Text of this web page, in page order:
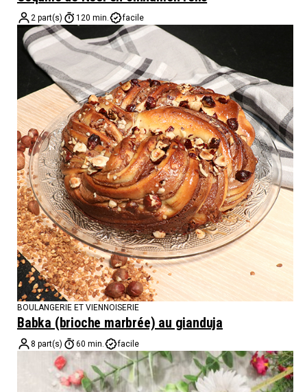
2 part(s) 120 min. facile
BOULANGERIE ET VIENNOISERIE
Babka (brioche marbrée) au gianduja
8 part(s) 60 min. facile